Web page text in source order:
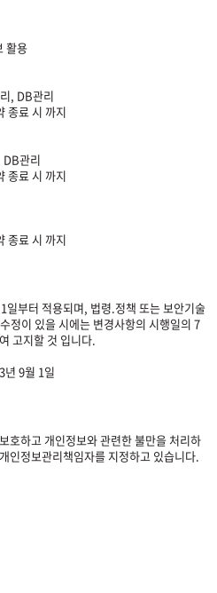
활용
, DB관리
종료 시 까지
DB관리
종료 시 까지
종료 시 까지
일부터 적용되며, 법령.정책 또는 보안기술
정이 있을 시에는 변경사항의 시행일의 7
고지할 것 입니다.
년 9월 1일
호하고 개인정보와 관련한 불만을 처리하
인정보관리책임자를 지정하고 있습니다.